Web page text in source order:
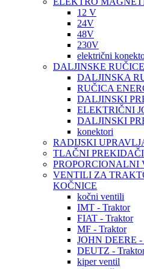
12 V
24V
48V
230V
električni
DALJINSKE RUČICE
DALJINSKA
RUČICA
DALJINSKI
ELEKTRIČNI
DALJINSKI
konektori
RADIJSKI
TLAČNI PREKIDAČI
PROPORCIONALNI
VENTILI ZA
KOČNICE
kočni ventili
IMT - Traktor
FIAT - Traktor
MF - Traktor
JOHN DEERE -
DEUTZ -
kiper ventil